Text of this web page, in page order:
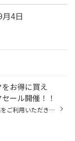
4日
お得に買え
ール開催！！
こんにちは、いつも当店をご利用いただきましてありがとうございます。 コクピット・タイヤ館では、ブリヂストンタイヤをお得に買える！ スーパータイヤセールを開催いたします！ ブリヂストンのタイヤを4本ご購入で最大20,000OFF！ タイヤをお得にご購入頂けるチャンスです！ 夏タイヤの交換やスタ...